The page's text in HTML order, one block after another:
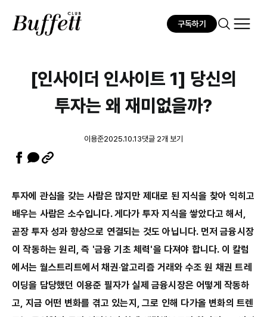
구독하기
[인사이더 인사이트 1] 당신의
투자는 왜 재미없을까?
이용준2025.10.13댓글 2개 보기
투자에 관심을 갖는 사람은 많지만 제대로 된 지식을 찾아 익히고
배우는 사람은 소수입니다. 게다가 투자 지식을 쌓았다고 해서,
곧장 투자 성과 향상으로 연결되는 것도 아닙니다. 먼저 금융시장
이 작동하는 원리, 즉 '금융 기초 체력'을 다져야 합니다. 이 칼럼
에서는 월스트리트에서 채권·알고리즘 거래와 수조 원 채권 트레
이딩을 담당했던 이용준 필자가 실제 금융시장은 어떻게 작동하
고, 지금 어떤 변화를 겪고 있는지, 그로 인해 다가올 변화의 트렌